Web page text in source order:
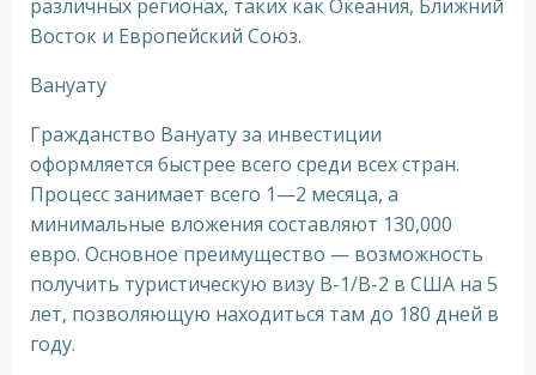
различных регионах, таких как Океания, Ближний
Восток и Европейский Союз.
Вануату
Гражданство Вануату за инвестиции
оформляется быстрее всего среди всех стран.
Процесс занимает всего 1—2 месяца, а
минимальные вложения составляют 130,000
евро. Основное преимущество — возможность
получить туристическую визу B-1/B-2 в США на 5
лет, позволяющую находиться там до 180 дней в
году.